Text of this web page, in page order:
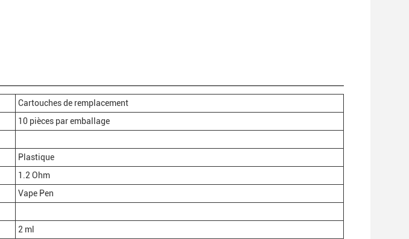
Cartouches de remplacement
10 pièces par emballage
Plastique
1.2 Ohm
Vape Pen
2 ml